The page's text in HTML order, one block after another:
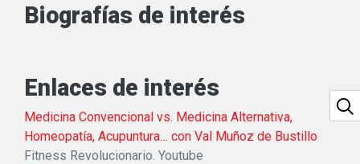
Biografías de interés
Enlaces de interés
Medicina Convencional vs. Medicina Alternativa,
Homeopatía, Acupuntura… con Val Muñoz de Bustillo
Fitness Revolucionario. Youtube